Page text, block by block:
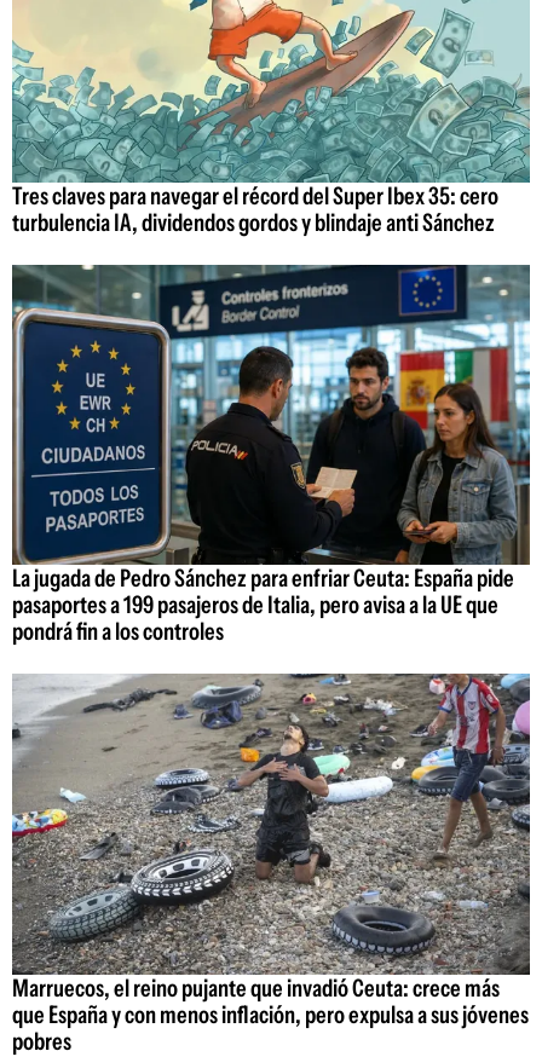
Tres claves para navegar el récord del Super Ibex 35: cero
turbulencia IA, dividendos gordos y blindaje anti Sánchez
La jugada de Pedro Sánchez para enfriar Ceuta: España pide
pasaportes a 199 pasajeros de Italia, pero avisa a la UE que
pondrá fin a los controles
Marruecos, el reino pujante que invadió Ceuta: crece más
que España y con menos inflación, pero expulsa a sus jóvenes
pobres